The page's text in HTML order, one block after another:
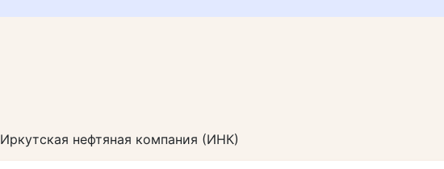
Иркутская нефтяная компания (ИНК)